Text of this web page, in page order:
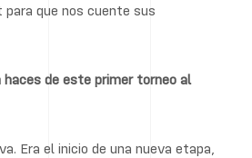
que nos cuente sus
de este primer torneo al
Era el inicio de una nueva etapa,